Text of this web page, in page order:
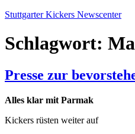
Zum
springen
Stuttgarter Kickers Newscenter
Schlagwort:
Presse zur
Alles klar mit Parmak
Kickers rüsten weiter auf